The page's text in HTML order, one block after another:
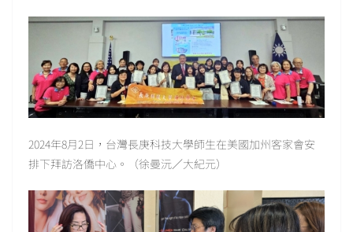
2024年8月2日，台灣長庚科技大學師生在美國加州客家會安
排下拜訪洛僑中心。（徐曼沅／大紀元）